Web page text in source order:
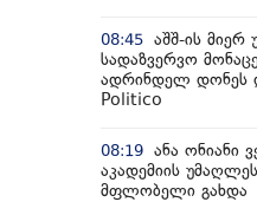
08:45 აშშ-ის მიერ
სადაზვერვო
ადრინდელ დონეს
Politico
08:19 ანა ონიანი
აკადემიის
მფლობელი გახდა